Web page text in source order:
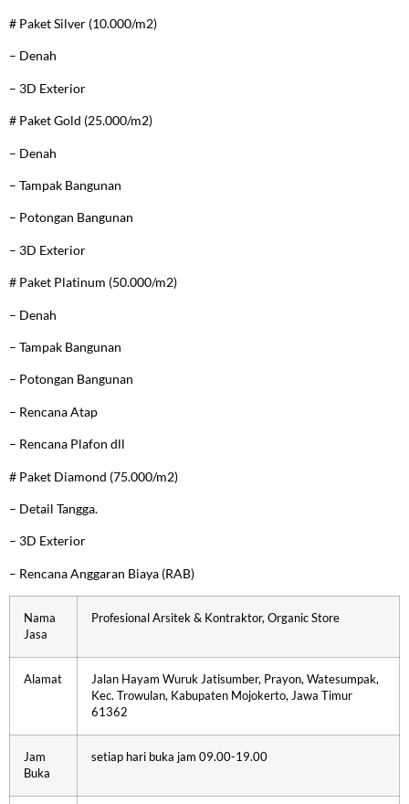
# Paket Silver (10.000/m2)
– Denah
– 3D Exterior
# Paket Gold (25.000/m2)
– Denah
– Tampak Bangunan
– Potongan Bangunan
– 3D Exterior
# Paket Platinum (50.000/m2)
– Denah
– Tampak Bangunan
– Potongan Bangunan
– Rencana Atap
– Rencana Plafon dll
# Paket Diamond (75.000/m2)
– Detail Tangga.
– 3D Exterior
– Rencana Anggaran Biaya (RAB)
Nama
Jasa
Profesional Arsitek & Kontraktor, Organic Store
Alamat
Jalan Hayam Wuruk Jatisumber, Prayon, Watesumpak,
Kec. Trowulan, Kabupaten Mojokerto, Jawa Timur
61362
Jam
Buka
setiap hari buka jam 09.00-19.00